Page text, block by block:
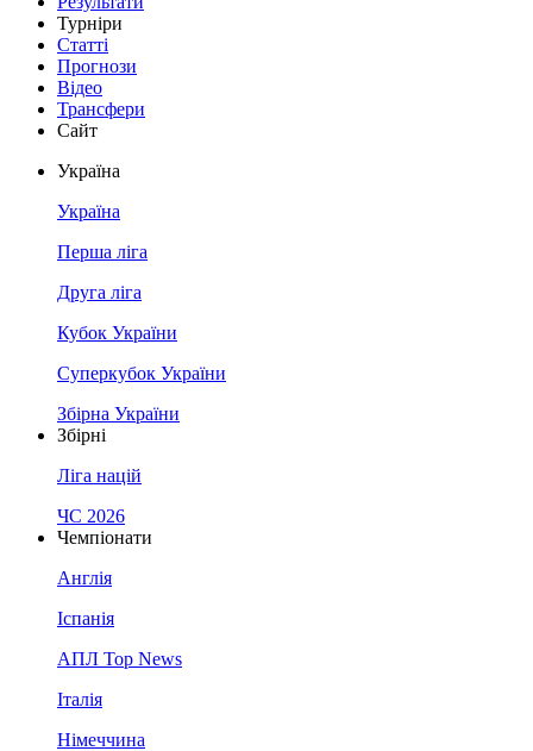
Турніри
Статті
Прогнози
Відео
Трансфери
Сайт
Україна
Україна
Перша ліга
Друга ліга
Кубок України
Суперкубок України
Збірна України
Збірні
Ліга націй
ЧС 2026
Чемпіонати
Англія
Іспанія
АПЛ Top News
Італія
Німеччина